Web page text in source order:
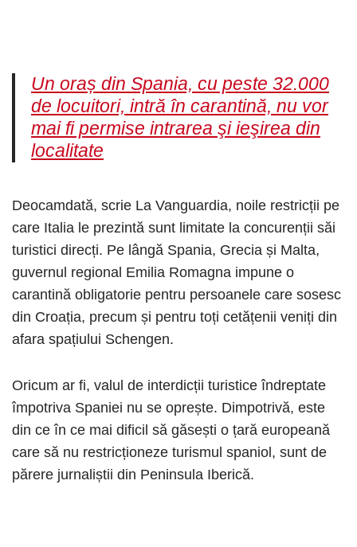
Un oraș din Spania, cu peste 32.000
de locuitori, intră în carantină, nu vor
mai fi permise intrarea şi ieşirea din
localitate
Deocamdată, scrie La Vanguardia, noile restricții pe
care Italia le prezintă sunt limitate la concurenții săi
turistici direcți. Pe lângă Spania, Grecia și Malta,
guvernul regional Emilia Romagna impune o
carantină obligatorie pentru persoanele care sosesc
din Croația, precum și pentru toți cetățenii veniți din
afara spațiului Schengen.
Oricum ar fi, valul de interdicții turistice îndreptate
împotriva Spaniei nu se oprește. Dimpotrivă, este
din ce în ce mai dificil să găsești o țară europeană
care să nu restricționeze turismul spaniol, sunt de
părere jurnaliștii din Peninsula Iberică.